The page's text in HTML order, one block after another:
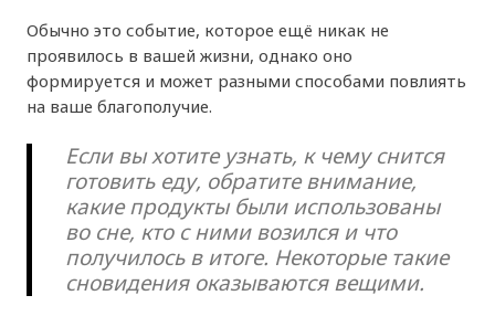
Обычно это событие, которое ещё никак не
проявилось в вашей жизни, однако оно
формируется и может разными способами повлиять
на ваше благополучие.
Если вы хотите узнать, к чему снится
готовить еду, обратите внимание,
какие продукты были использованы
во сне, кто с ними возился и что
получилось в итоге. Некоторые такие
сновидения оказываются вещими.